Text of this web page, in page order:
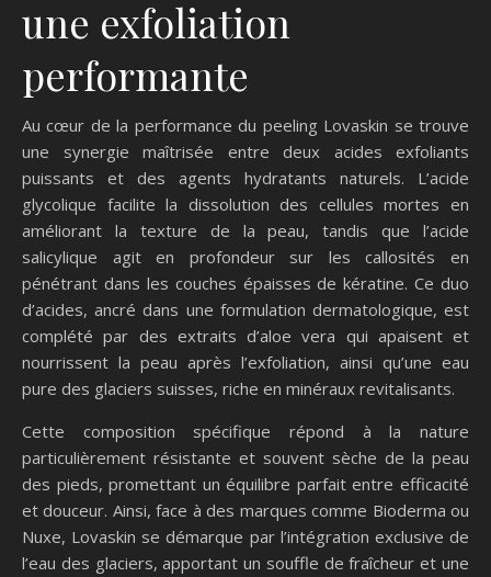
une exfoliation
performante
Au cœur de la performance du peeling Lovaskin se trouve
une synergie maîtrisée entre deux acides exfoliants
puissants et des agents hydratants naturels. L’acide
glycolique facilite la dissolution des cellules mortes en
améliorant la texture de la peau, tandis que l’acide
salicylique agit en profondeur sur les callosités en
pénétrant dans les couches épaisses de kératine. Ce duo
d’acides, ancré dans une formulation dermatologique, est
complété par des extraits d’aloe vera qui apaisent et
nourrissent la peau après l’exfoliation, ainsi qu’une eau
pure des glaciers suisses, riche en minéraux revitalisants.
Cette composition spécifique répond à la nature
particulièrement résistante et souvent sèche de la peau
des pieds, promettant un équilibre parfait entre efficacité
et douceur. Ainsi, face à des marques comme Bioderma ou
Nuxe, Lovaskin se démarque par l’intégration exclusive de
l’eau des glaciers, apportant un souffle de fraîcheur et une